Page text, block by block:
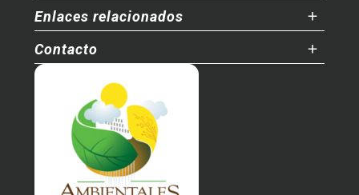
Enlaces relacionados
Contacto